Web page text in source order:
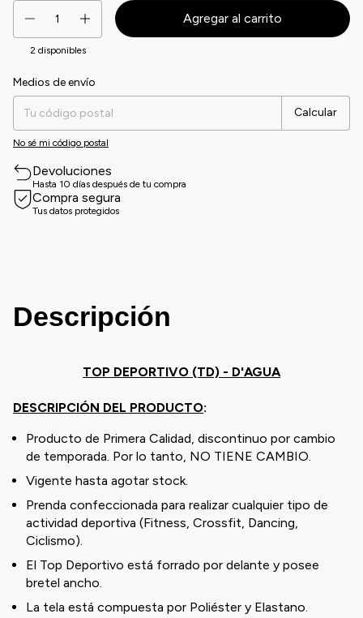
2 disponibles
Entregas para el CP:
Medios de envío
Calcular
No sé mi código postal
Devoluciones
Hasta 10 días después de tu compra
Compra segura
Tus datos protegidos
Descripción
TOP DEPORTIVO (TD) - D'AGUA
DESCRIPCIÓN DEL PRODUCTO:
Producto de Primera Calidad, discontinuo por cambio
de temporada. Por lo tanto, NO TIENE CAMBIO.
Vigente hasta agotar stock.
Prenda confeccionada para realizar cualquier tipo de
actividad deportiva (Fitness, Crossfit, Dancing,
Ciclismo).
El Top Deportivo está forrado por delante y posee
bretel ancho.
La tela está compuesta por Poliéster y Elastano.